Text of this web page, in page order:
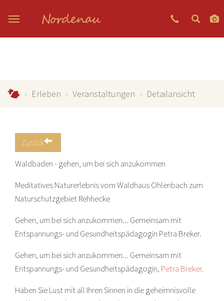
Nordenau.de
Erleben Veranstaltungen Detailansicht
Zurück
Waldbaden - gehen, um bei sich anzukommen
Meditatives Naturerlebnis vom Waldhaus Ohlenbach zum
Naturschutzgebiet Rehhecke
Gehen, um bei sich anzukommen... Gemeinsam mit
Entspannungs- und Gesundheitspädagogin Petra Breker.
Gehen, um bei sich anzukommen... Gemeinsam mit
Entspannungs- und Gesundheitspädagogin, Petra Breker.
Haben Sie Lust mit all Ihren Sinnen in die geheimnisvolle